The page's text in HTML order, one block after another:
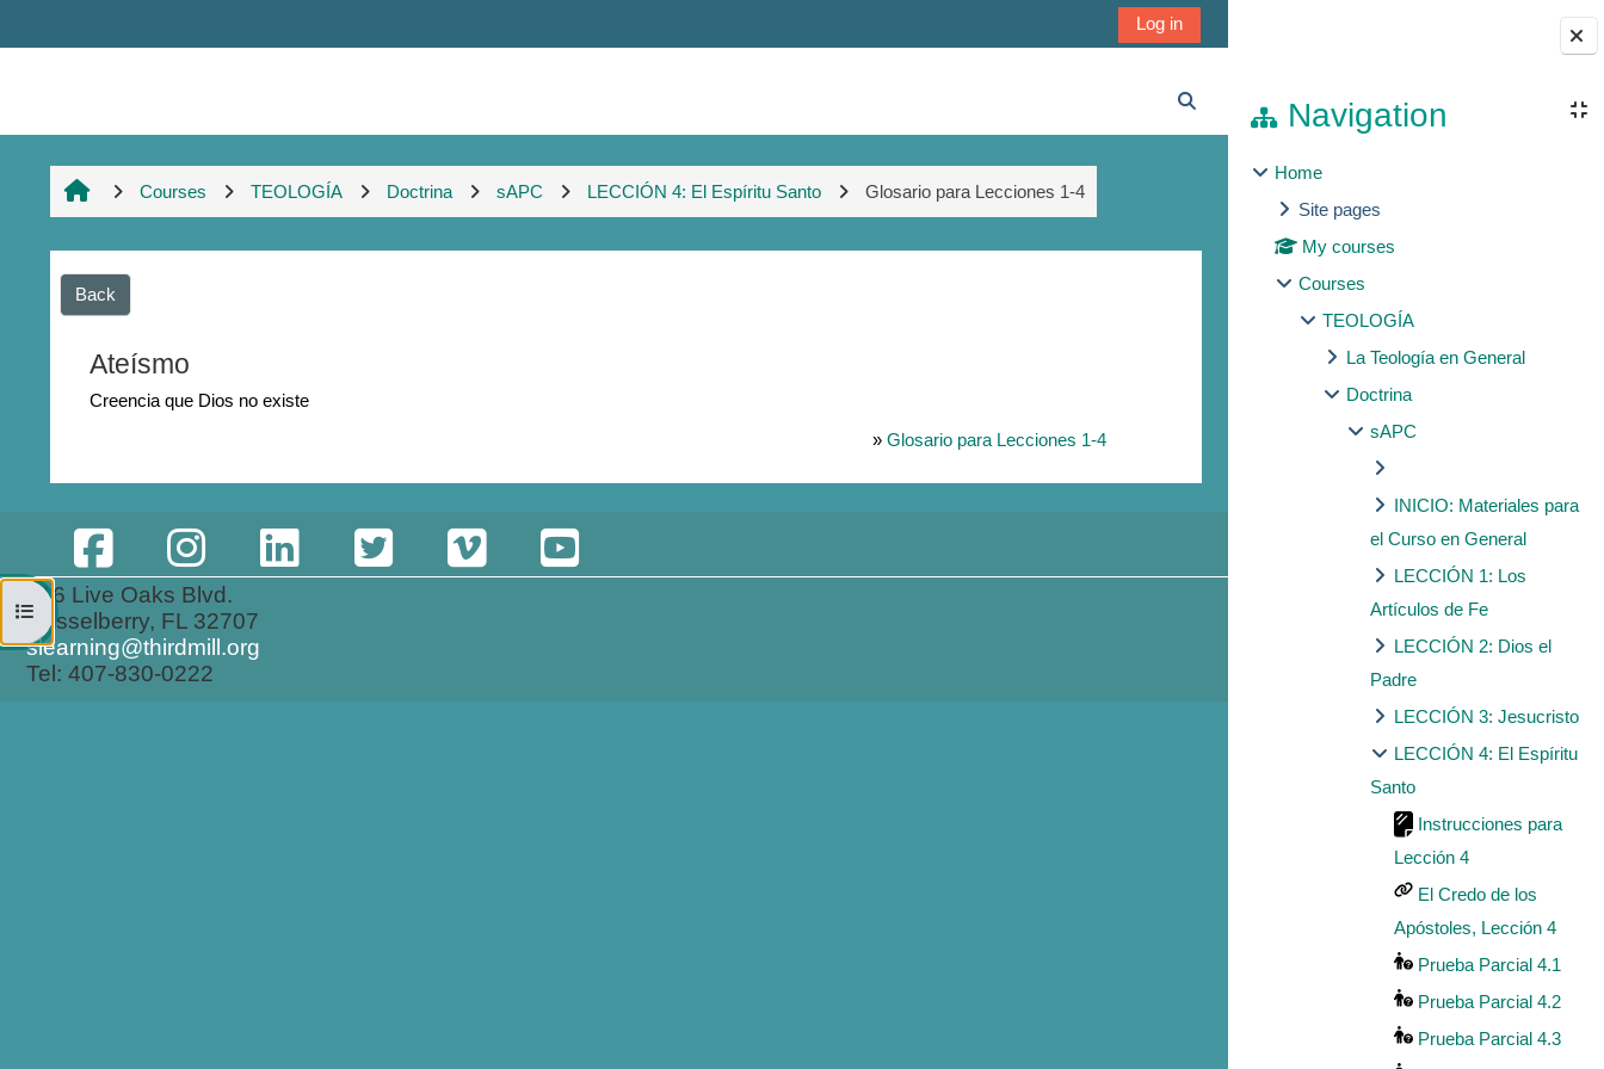
Blocks
Navigation
Home
Site pages
My courses
Courses
TEOLOGÍA
La Teología en General
Doctrina
sAPC
INICIO: Materiales para
el Curso en General
LECCIÓN 1: Los
Artículos de Fe
LECCIÓN 2: Dios el
Padre
LECCIÓN 3: Jesucristo
LECCIÓN 4: El Espíritu
Santo
Instrucciones para
Lección 4
El Credo de los
Apóstoles, Lección 4
Prueba Parcial 4.1
Prueba Parcial 4.2
Prueba Parcial 4.3
Log in
Toggle search input
Open course index
Courses TEOLOGÍA Doctrina sAPC LECCIÓN 4: El Espíritu Santo Glosario para Lecciones 1-4
Back
Ateísmo
Creencia que Dios no existe
» Glosario para Lecciones 1-4
316 Live Oaks Blvd.
Casselberry, FL 32707
slearning@thirdmill.org
Tel: 407-830-0222